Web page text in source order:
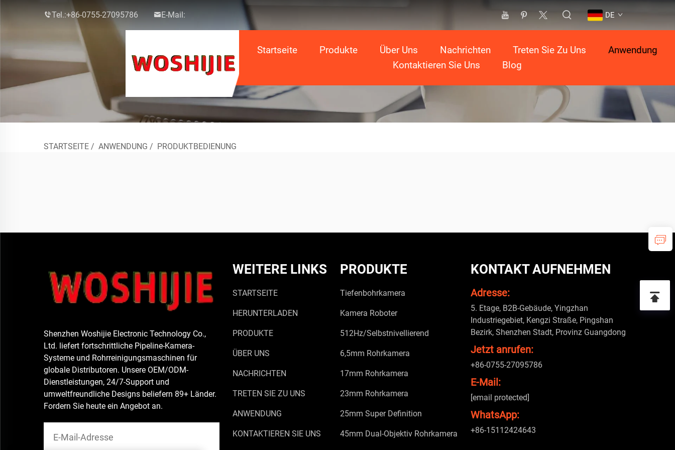
Tel.:+86-0755-27095786 E-Mail: DE
Startseite Produkte Über Uns Nachrichten Treten Sie Zu Uns
Anwendung
Kontaktieren Sie Uns
Blog
STARTSEITE / ANWENDUNG / PRODUKTBEDIENUNG
Shenzhen Woshijie Electronic Technology Co.,
Ltd. liefert fortschrittliche Pipeline-Kamera-
Systeme und Rohrreinigungsmaschinen für
globale Distributoren. Unsere OEM/ODM-
Dienstleistungen, 24/7-Support und
umweltfreundliche Designs beliefern 89+ Länder.
Fordern Sie heute ein Angebot an.
WEITERE LINKS
STARTSEITE
HERUNTERLADEN
PRODUKTE
ÜBER UNS
NACHRICHTEN
TRETEN SIE ZU UNS
ANWENDUNG
KONTAKTIEREN SIE UNS
PRODUKTE
Tiefenbohrkamera
Kamera Roboter
512Hz/Selbstnivellierend
6,5mm Rohrkamera
17mm Rohrkamera
23mm Rohrkamera
25mm Super Definition
45mm Dual-Objektiv Rohrkamera
KONTAKT AUFNEHMEN
Adresse:
5. Etage, B2B-Gebäude, Yingzhan
Industriegebiet, Kengzi Straße, Pingshan
Bezirk, Shenzhen Stadt, Provinz Guangdong
Jetzt anrufen:
+86-0755-27095786
E-Mail:
[email protected]
WhatsApp:
+86-15112424643